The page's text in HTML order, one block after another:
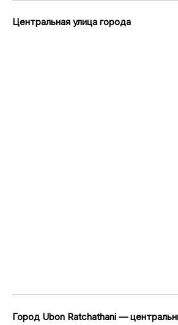
Центральная улица города
Город Ubon Ratchathani —